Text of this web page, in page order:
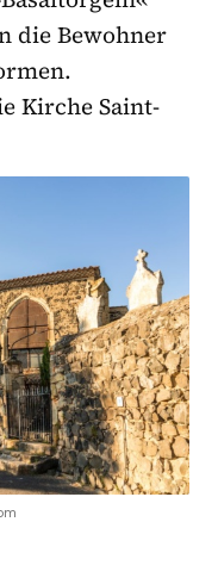
die Bewohner
Kirche Saint-